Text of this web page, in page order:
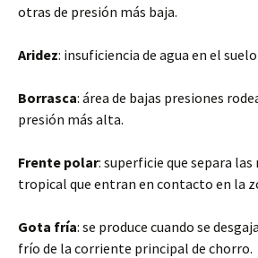
otras de presión más baja.
Aridez: insuficiencia de agua en el
Borrasca: área de bajas presiones
presión más alta.
Frente polar: superficie que separa
tropical que entran en contacto en la
Gota fría: se produce cuando se
frío de la corriente principal de chorro.